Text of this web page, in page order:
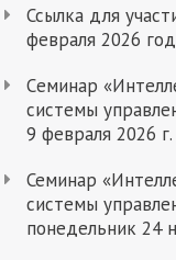
Ссылка для
февраля 2026
Cеминар
системы
9 февраля 2026 г.
Семинар
системы
понедельник 24